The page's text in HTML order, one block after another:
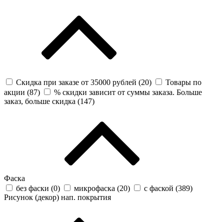
Скидка при заказе от 35000 рублей (20)
Товары по
акции (87)
% скидки зависит от суммы заказа. Больше
заказ, больше скидка (147)
Фаска
без фаски (0) микрофаска (20) с фаской (389)
Рисунок (декор) нап. покрытия